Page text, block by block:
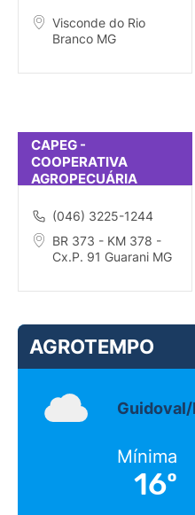
Visconde do Rio
Branco MG
CAPEG -
COOPERATIVA
AGROPECUÁRIA
(046) 3225-1244
BR 373 - KM 378 -
Cx.P. 91 Guarani MG
AGROTEMPO
Guidoval/
Mínima
16º